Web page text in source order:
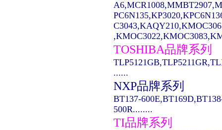
TOSHIBA品牌系列
......
NXP品牌系列
BT137-
500R........
TI品牌系列